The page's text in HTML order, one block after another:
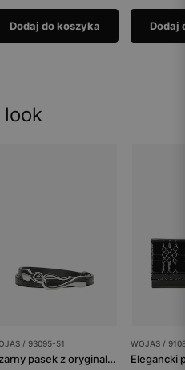
Dodaj do koszyka Dodaj
/ 93095-51
Czarny pasek z oryginalną klamrą
WOJAS /